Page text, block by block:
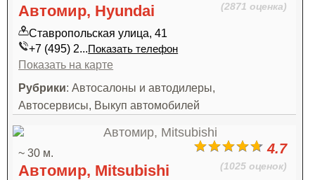
(2871 оценка)
Автомир, Hyundai
Ставропольская улица, 41
+7 (495) 2...Показать телефон
Показать на карте
Рубрики: Автосалоны и автодилеры,
Автосервисы, Выкуп автомобилей
4.7
(1025 оценок)
~ 30 м.
Автомир, Mitsubishi